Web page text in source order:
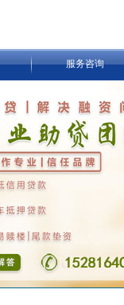
服务咨询